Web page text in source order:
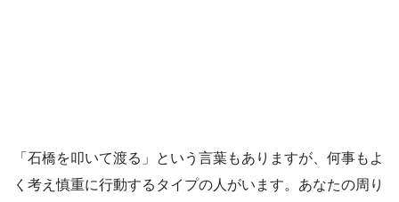
「石橋を叩いて渡る」という言葉もありますが、何事もよ
く考え慎重に行動するタイプの人がいます。あなたの周り